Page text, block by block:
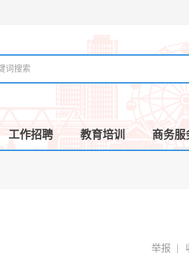
工作招聘 教育培训 商务服
举报